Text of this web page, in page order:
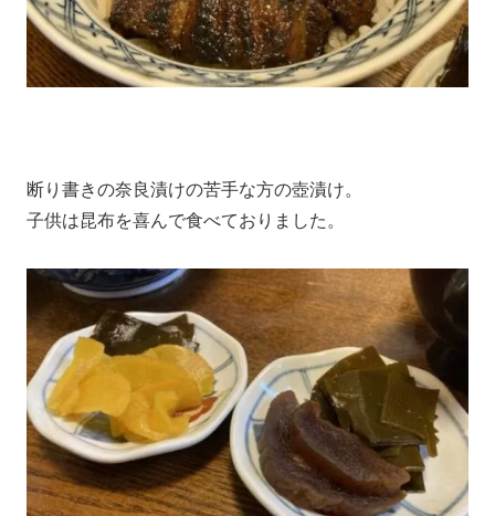
断り書きの奈良漬けの苦手な方の壺漬け。
子供は昆布を喜んで食べておりました。